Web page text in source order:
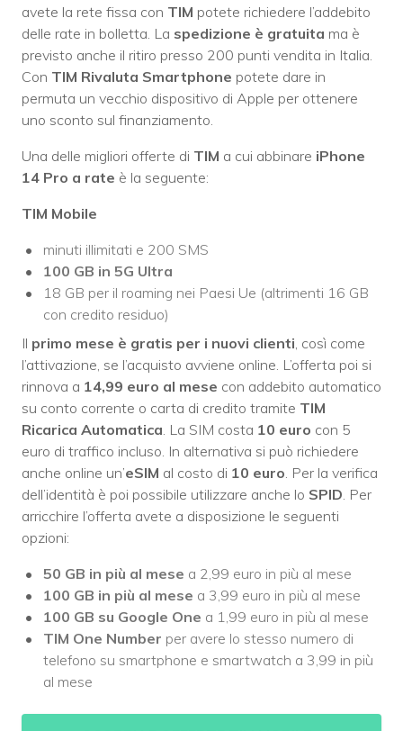
avete la rete fissa con TIM potete richiedere l’addebito
delle rate in bolletta. La spedizione è gratuita ma è
previsto anche il ritiro presso 200 punti vendita in Italia.
Con TIM Rivaluta Smartphone potete dare in
permuta un vecchio dispositivo di Apple per ottenere
uno sconto sul finanziamento.
Una delle migliori offerte di TIM a cui abbinare iPhone
14 Pro a rate è la seguente:
TIM Mobile
minuti illimitati e 200 SMS
100 GB in 5G Ultra
18 GB per il roaming nei Paesi Ue (altrimenti 16 GB
con credito residuo)
Il primo mese è gratis per i nuovi clienti , così come
l’attivazione, se l’acquisto avviene online. L’offerta poi si
rinnova a 14,99 euro al mese con addebito automatico
su conto corrente o carta di credito tramite TIM
Ricarica Automatica . La SIM costa 10 euro con 5
euro di traffico incluso. In alternativa si può richiedere
anche online un’eSIM al costo di 10 euro . Per la verifica
dell’identità è poi possibile utilizzare anche lo SPID . Per
arricchire l’offerta avete a disposizione le seguenti
opzioni:
50 GB in più al mese a 2,99 euro in più al mese
100 GB in più al mese a 3,99 euro in più al mese
100 GB su Google One a 1,99 euro in più al mese
TIM One Number per avere lo stesso numero di
telefono su smartphone e smartwatch a 3,99 in più
al mese